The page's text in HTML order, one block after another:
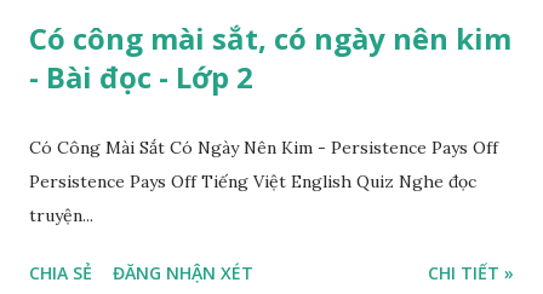
Có công mài sắt, có ngày nên kim
- Bài đọc - Lớp 2
Có Công Mài Sắt Có Ngày Nên Kim - Persistence Pays Off
Persistence Pays Off Tiếng Việt English Quiz Nghe đọc
truyện...
CHIA SẺ ĐĂNG NHẬN XÉT CHI TIẾT »